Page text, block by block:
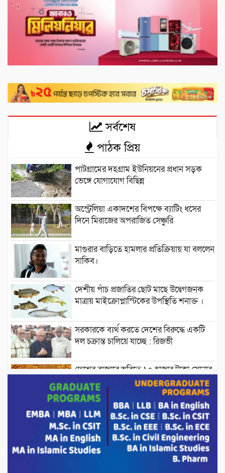
সর্বশেষ
পাঠক প্রিয়
পাটগ্রামের দহগ্রাম ইউনিয়নের প্রধান সড়ক
ভেঙ্গে যোগাযোগ বিছিন্ন
অস্ট্রেলিয়া একাদশের বিপক্ষে ব্যাটিং ধসের
দিনে মিরাজের অপরাজিত সেঞ্চুরি
মাগুরার বাড়িতে হামলার প্রতিক্রিয়ায় যা বললেন
সাকিব।
দেশীয় পাঁচ প্রজাতির ছোট মাছে উদ্বেগজনক
মাত্রায় মাইক্রোপ্লাস্টিকের উপস্থিতি শনাক্ত ।
সরকারকে ব্যর্থ করতে দেশের বিরুদ্ধে একটি
দল চক্রান্ত চালিয়ে যাচ্ছে : রিজভী
দেশের বাজারে ভরিতে ১০ হাজার টাকা সোনার
দাম বাড়ানোর ঘোষণা।
ভারপ্রাপ্ত রাষ্ট্রপতি হাফিজ উদ্দিন আহমদের
সাথে এইচটি বাংলা অনলাইন পোর্টাল ও আইপি
টিভির সম্পাদক মোঃ ইসমাইল হোসেনের
সৌজন্য সাক্ষাৎ।
পাটগ্রামে জুলাই অভ্যুত্থান দিবস উপলক্ষে